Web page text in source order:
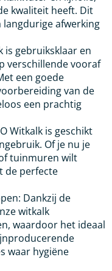
kwaliteit heeft. Dit
afwerking
is gebruiksklaar en
verschillende vooraf
een goede
van de
een prachtig
Witkalk is geschikt
Of je nu je
tuinmuren wilt
de perfecte
Dankzij de
witkalk
waardoor het ideaal
waar hygiëne